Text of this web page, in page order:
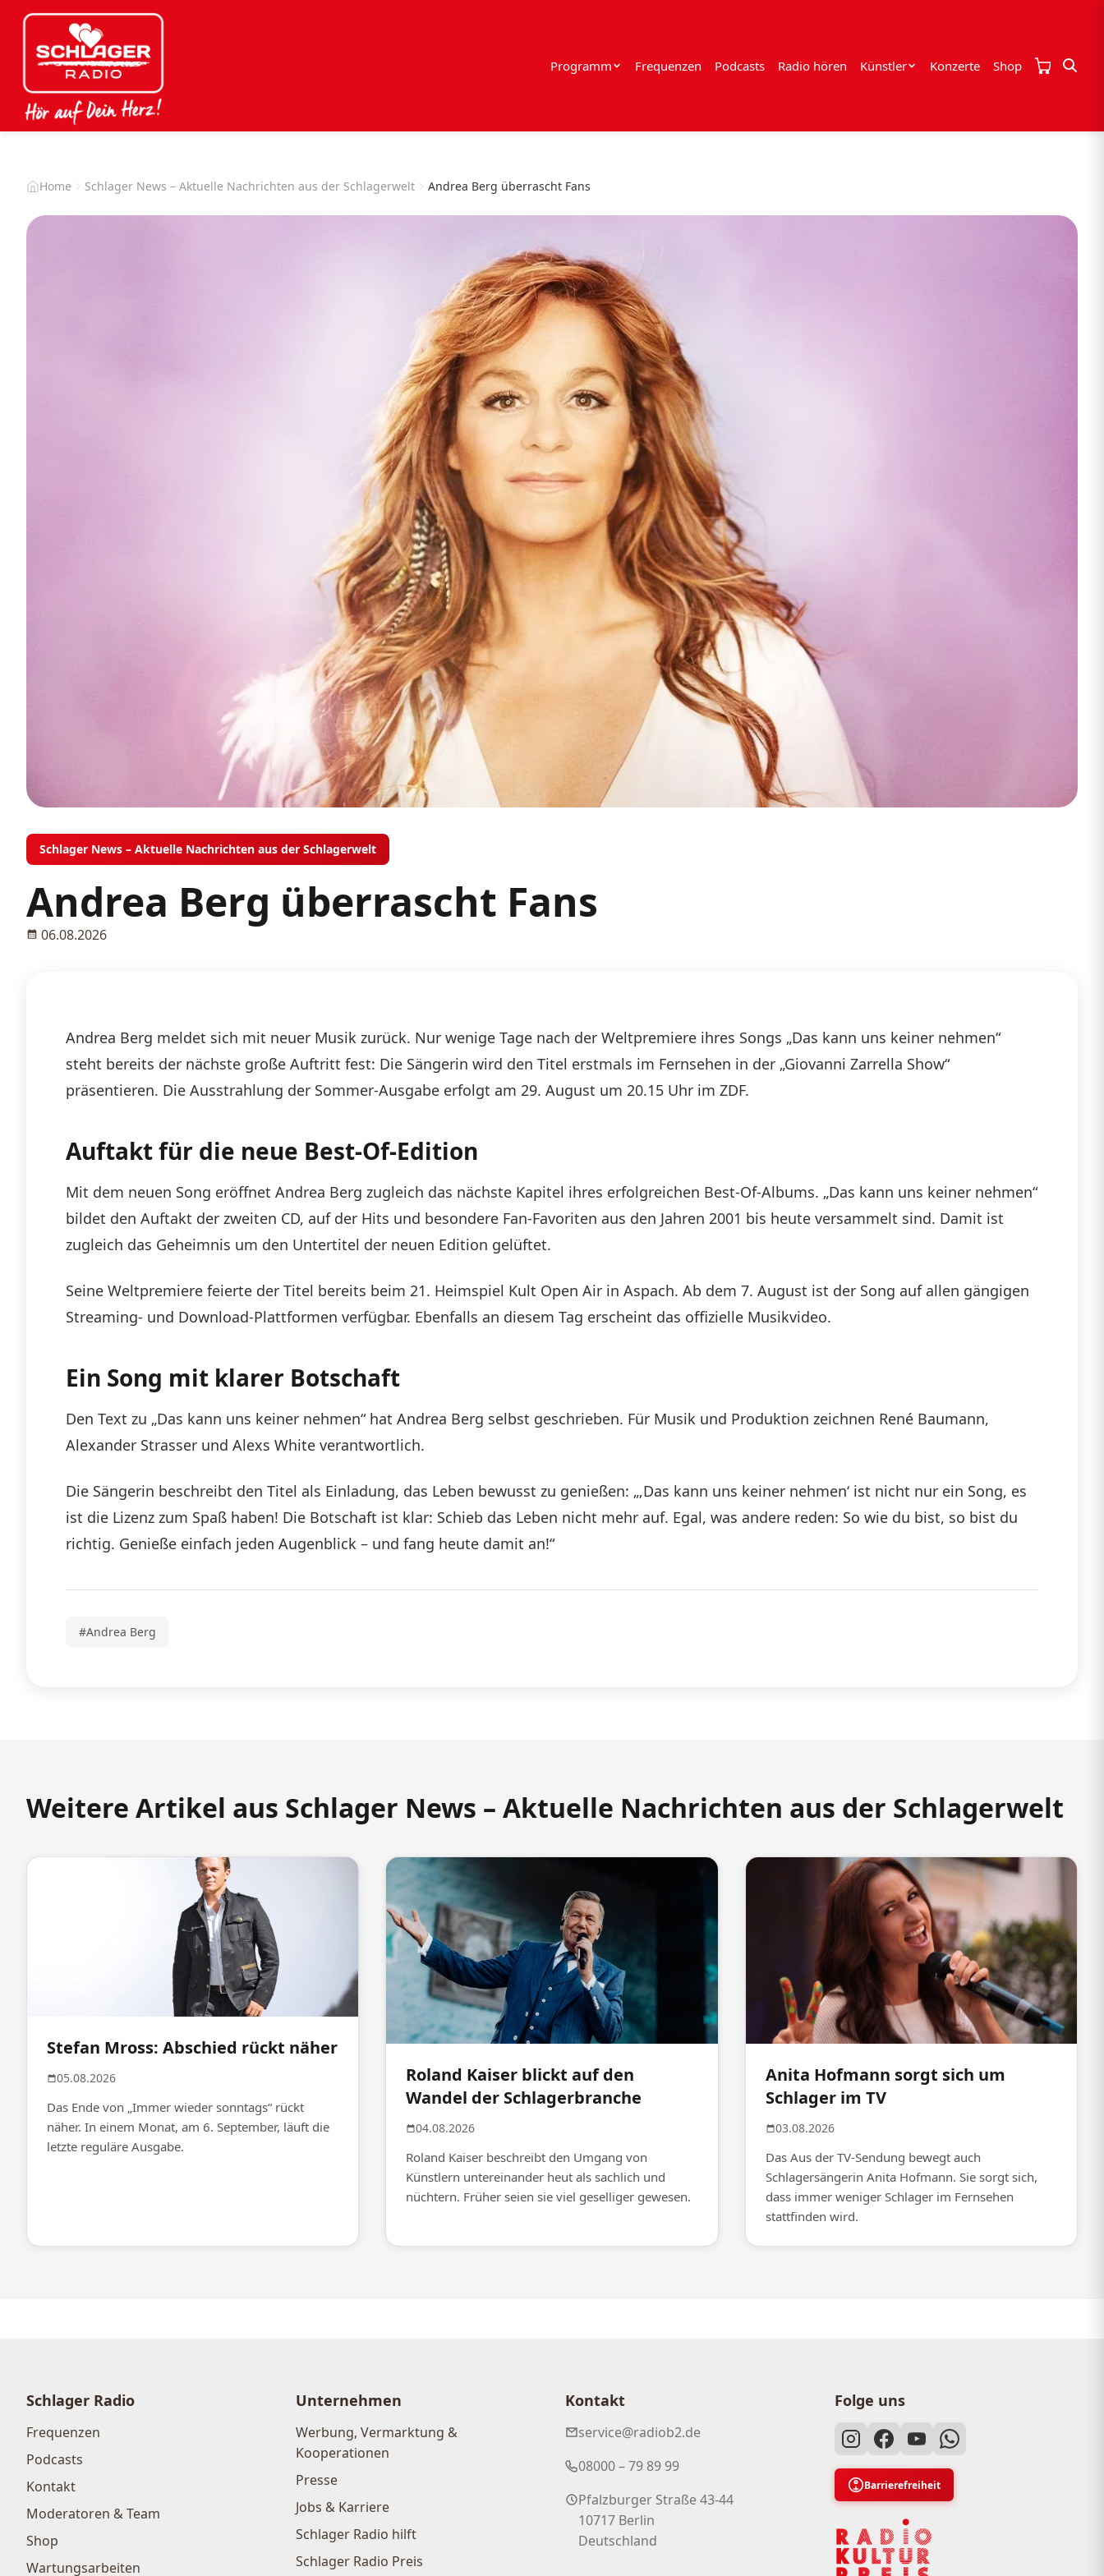
Programm Frequenzen Podcasts Radio hören Künstler Konzerte Shop
Home Schlager News – Aktuelle Nachrichten aus der Schlagerwelt Andrea Berg überrascht Fans
Schlager News – Aktuelle Nachrichten aus der Schlagerwelt
Andrea Berg überrascht Fans
06.08.2026
Andrea Berg meldet sich mit neuer Musik zurück. Nur wenige Tage nach der Weltpremiere ihres Songs „Das kann uns keiner nehmen“
steht bereits der nächste große Auftritt fest: Die Sängerin wird den Titel erstmals im Fernsehen in der „Giovanni Zarrella Show“
präsentieren. Die Ausstrahlung der Sommer-Ausgabe erfolgt am 29. August um 20.15 Uhr im ZDF.
Auftakt für die neue Best-Of-Edition
Mit dem neuen Song eröffnet Andrea Berg zugleich das nächste Kapitel ihres erfolgreichen Best-Of-Albums. „Das kann uns keiner nehmen“
bildet den Auftakt der zweiten CD, auf der Hits und besondere Fan-Favoriten aus den Jahren 2001 bis heute versammelt sind. Damit ist
zugleich das Geheimnis um den Untertitel der neuen Edition gelüftet.
Seine Weltpremiere feierte der Titel bereits beim 21. Heimspiel Kult Open Air in Aspach. Ab dem 7. August ist der Song auf allen gängigen
Streaming- und Download-Plattformen verfügbar. Ebenfalls an diesem Tag erscheint das offizielle Musikvideo.
Ein Song mit klarer Botschaft
Den Text zu „Das kann uns keiner nehmen“ hat Andrea Berg selbst geschrieben. Für Musik und Produktion zeichnen René Baumann,
Alexander Strasser und Alexs White verantwortlich.
Die Sängerin beschreibt den Titel als Einladung, das Leben bewusst zu genießen: „‚Das kann uns keiner nehmen‘ ist nicht nur ein Song, es
ist die Lizenz zum Spaß haben! Die Botschaft ist klar: Schieb das Leben nicht mehr auf. Egal, was andere reden: So wie du bist, so bist du
richtig. Genieße einfach jeden Augenblick – und fang heute damit an!“
#Andrea Berg
Weitere Artikel aus Schlager News – Aktuelle Nachrichten aus der Schlagerwelt
Stefan Mross: Abschied rückt näher
05.08.2026
Das Ende von „Immer wieder sonntags“ rückt
näher. In einem Monat, am 6. September, läuft die
letzte reguläre Ausgabe.
Roland Kaiser blickt auf den
Wandel der Schlagerbranche
04.08.2026
Roland Kaiser beschreibt den Umgang von
Künstlern untereinander heut als sachlich und
nüchtern. Früher seien sie viel geselliger gewesen.
Anita Hofmann sorgt sich um
Schlager im TV
03.08.2026
Das Aus der TV-Sendung bewegt auch
Schlagersängerin Anita Hofmann. Sie sorgt sich,
dass immer weniger Schlager im Fernsehen
stattfinden wird.
Schlager Radio
Frequenzen
Podcasts
Kontakt
Moderatoren & Team
Shop
Wartungsarbeiten
Unternehmen
Werbung, Vermarktung &
Kooperationen
Presse
Jobs & Karriere
Schlager Radio hilft
Schlager Radio Preis
Kontakt
service@radiob2.de
08000 – 79 89 99
Pfalzburger Straße 43-44
10717 Berlin
Deutschland
Folge uns
Barrierefreiheit